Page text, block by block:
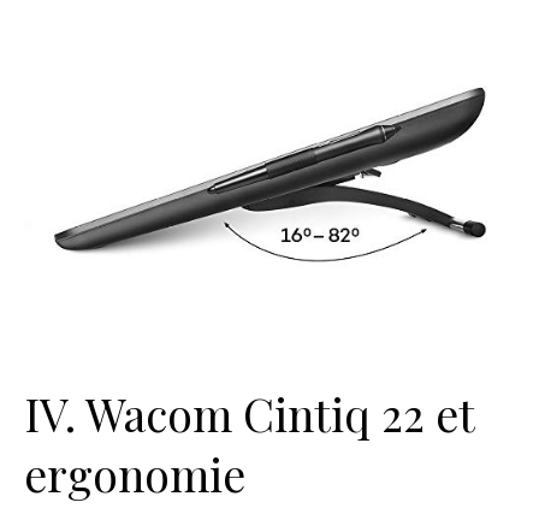
IV. Wacom Cintiq 22 et
ergonomie